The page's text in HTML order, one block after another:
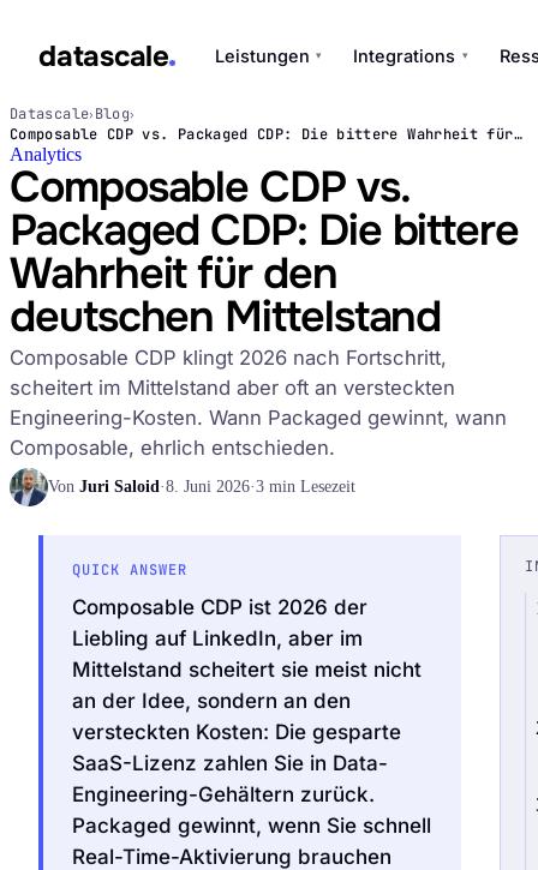
datascale Leistungen ▾ Integrations ▾
datascale
Leistungen
Integrations
Audit Sprint anfragen
hello@datascale.de
Datascale› Blog›
Composable CDP vs. Packaged CDP: Die bittere Wahrheit für den deutschen Mittelstand
Analytics
Composable CDP vs.
Packaged CDP: Die bittere
Wahrheit für den
deutschen Mittelstand
Composable CDP klingt 2026 nach Fortschritt,
scheitert im Mittelstand aber oft an versteckten
Engineering-Kosten. Wann Packaged gewinnt, wann
Composable, ehrlich entschieden.
Von Juri Saloid·8. Juni 2026·3 min Lesezeit
QUICK ANSWER
Composable CDP ist 2026 der
Liebling auf LinkedIn, aber im
Mittelstand scheitert sie meist nicht
an der Idee, sondern an den
versteckten Kosten: Die gesparte
SaaS-Lizenz zahlen Sie in Data-
Engineering-Gehältern zurück.
Packaged gewinnt, wenn Sie schnell
Real-Time-Aktivierung brauchen